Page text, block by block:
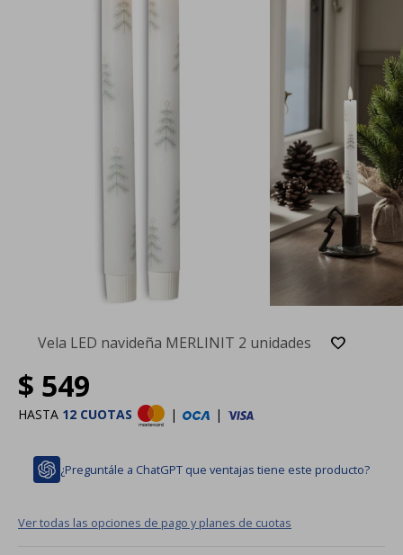
Vela LED navideña MERLINIT 2 unidades
$ 549
HASTA 12 CUOTAS | |
¿Preguntále a ChatGPT que ventajas tiene este producto?
Ver todas las opciones de pago y planes de cuotas